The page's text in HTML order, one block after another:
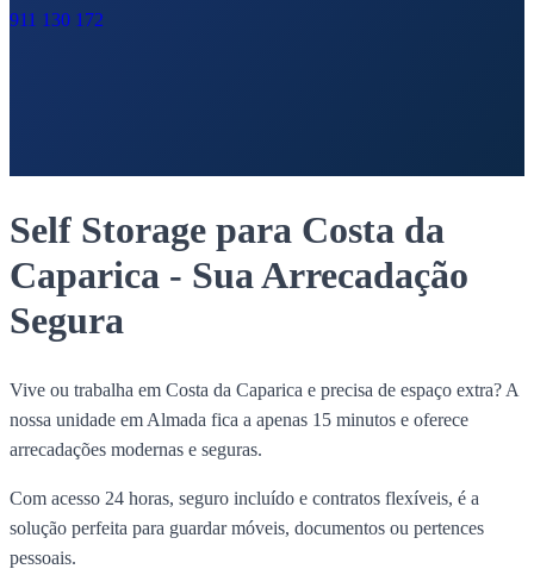
911 130 172
Self Storage para Costa da
Caparica - Sua Arrecadação
Segura
Vive ou trabalha em Costa da Caparica e precisa de espaço extra? A
nossa unidade em Almada fica a apenas 15 minutos e oferece
arrecadações modernas e seguras.
Com acesso 24 horas, seguro incluído e contratos flexíveis, é a
solução perfeita para guardar móveis, documentos ou pertences
pessoais.